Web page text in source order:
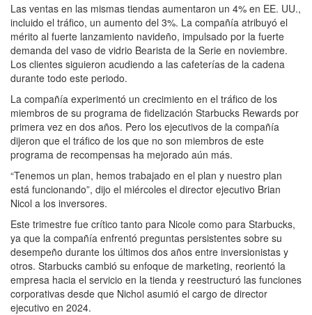
Las ventas en las mismas tiendas aumentaron un 4% en EE. UU.,
incluido el tráfico, un aumento del 3%. La compañía atribuyó el
mérito al fuerte lanzamiento navideño, impulsado por la fuerte
demanda del vaso de vidrio Bearista de la Serie en noviembre.
Los clientes siguieron acudiendo a las cafeterías de la cadena
durante todo este periodo.
La compañía experimentó un crecimiento en el tráfico de los
miembros de su programa de fidelización Starbucks Rewards por
primera vez en dos años. Pero los ejecutivos de la compañía
dijeron que el tráfico de los que no son miembros de este
programa de recompensas ha mejorado aún más.
“Tenemos un plan, hemos trabajado en el plan y nuestro plan
está funcionando”, dijo el miércoles el director ejecutivo Brian
Nicol a los inversores.
Este trimestre fue crítico tanto para Nicole como para Starbucks,
ya que la compañía enfrentó preguntas persistentes sobre su
desempeño durante los últimos dos años entre inversionistas y
otros. Starbucks cambió su enfoque de marketing, reorientó la
empresa hacia el servicio en la tienda y reestructuró las funciones
corporativas desde que Nichol asumió el cargo de director
ejecutivo en 2024.